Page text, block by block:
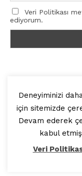
Veri Politikası
ediyorum.
Künye
Deneyiminizi
için sitemizde
Devam ederek
kabul etmiş
Veri